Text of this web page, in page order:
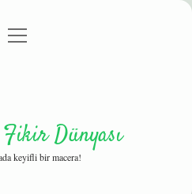
Politikası
menüyü
Dünyası
keyifli bir macera!